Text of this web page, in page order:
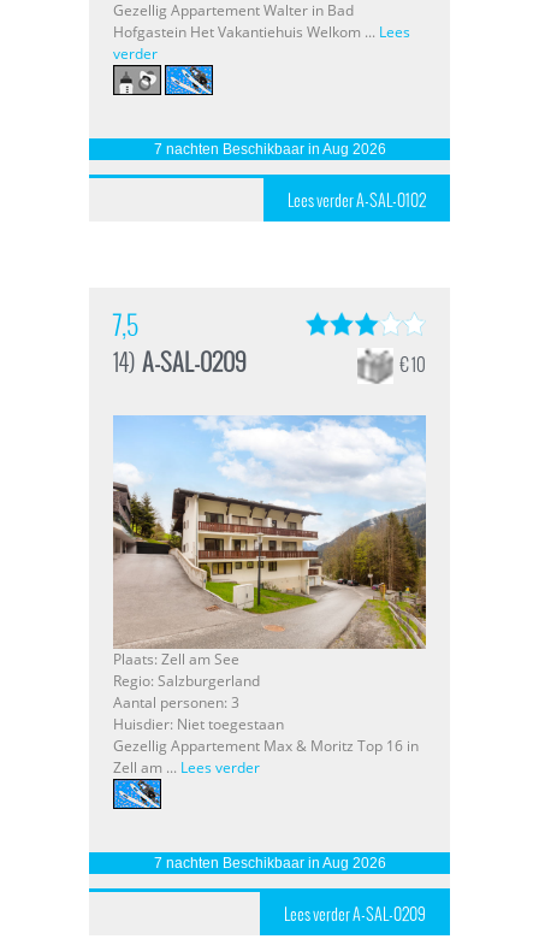
Gezellig Appartement Walter in Bad
Hofgastein Het Vakantiehuis Welkom ... Lees
verder
7 nachten Beschikbaar in Aug 2026
Lees verder A-SAL-0102
7,5
14) A-SAL-0209 € 10
Plaats: Zell am See
Regio: Salzburgerland
Aantal personen: 3
Huisdier: Niet toegestaan
Gezellig Appartement Max & Moritz Top 16 in
Zell am ... Lees verder
7 nachten Beschikbaar in Aug 2026
Lees verder A-SAL-0209